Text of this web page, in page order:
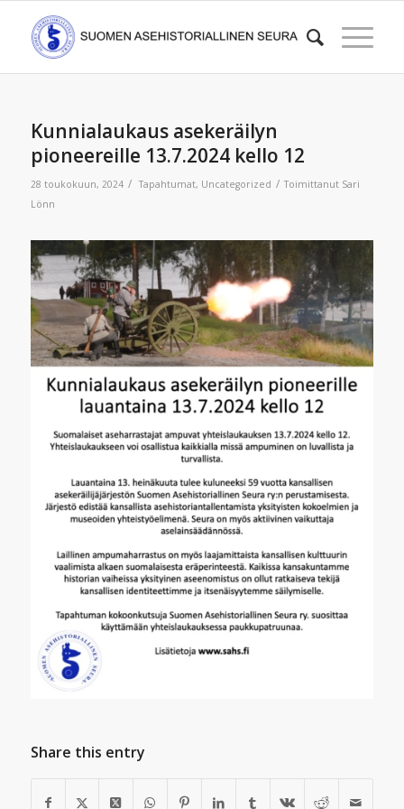
Kunnialaukaus asekeräilyn
pioneereille 13.7.2024 kello 12
28 toukokuun, 2024 / Tapahtumat, Uncategorized / Toimittanut Sari
Lönn
Share this entry